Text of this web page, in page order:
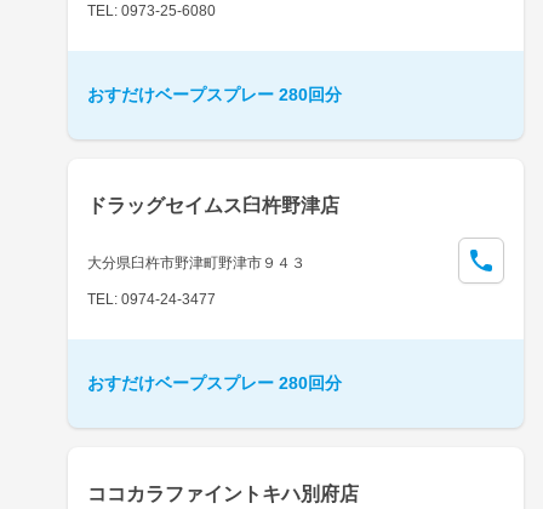
TEL: 0973-25-6080
おすだけベープスプレー 280回分
ドラッグセイムス臼杵野津店
大分県臼杵市野津町野津市９４３
TEL: 0974-24-3477
おすだけベープスプレー 280回分
ココカラファイントキハ別府店